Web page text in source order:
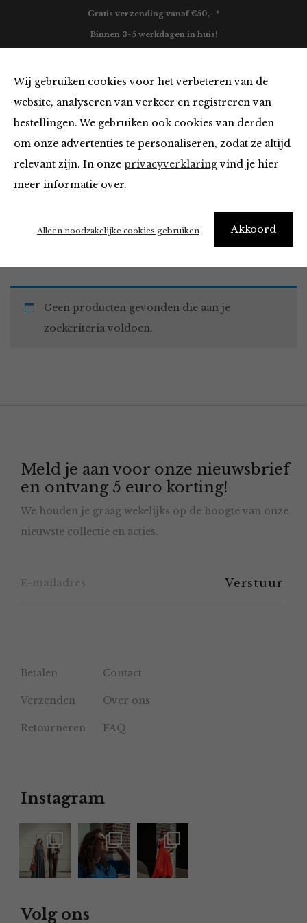
Wij gebruiken cookies voor het verbeteren van de
website, analyseren van verkeer en registreren van
bestellingen. We gebruiken ook cookies van derden
om onze advertenties te personaliseren, zodat ze altijd
relevant zijn. In onze privacyverklaringvind je hier
meer informatie over.
Akkoord
Alleen noodzakelijke cookies gebruiken
Gratis verzending vanaf €50,- *
Binnen 3-5 werkdagen in huis!
Must Haves
Home Winkel Accessoires Must Haves
Geen producten gevonden die aan je
zoekcriteria voldoen.
Meld je aan voor onze nieuwsbrief
en ontvang 5 euro korting!
We houden je graag wekelijks op de hoogte van onze
nieuwste collectie en acties.
Betalen Contact
Verzenden Over ons
Retourneren FAQ
Instagram
Volg ons